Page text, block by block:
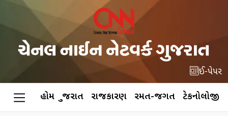
ઈ-પેપર
હોમ ગુજરાત રાજકારણ રમત-જગત ટેકનોલોજી